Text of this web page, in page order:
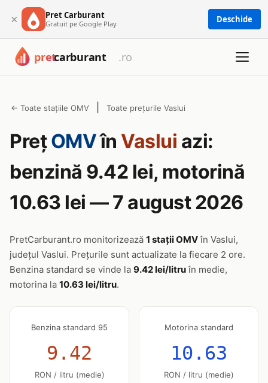
× Pret Carburant
Gratuit pe Google Play Deschide
← Toate stațiile OMV Toate prețurile Vaslui
PrețOMVîn Vaslui azi:
benzină 9.42 lei, motorină
10.63 lei — 7 august 2026
PretCarburant.ro monitorizează 1 stații OMVîn Vaslui,
județul Vaslui. Prețurile sunt actualizate la fiecare 2 ore.
Benzina standard se vinde la 9.42 lei/litruîn medie,
motorina la 10.63 lei/litru.
Benzina standard 95
9.42
RON / litru (medie)
Motorina standard
10.63
RON / litru (medie)